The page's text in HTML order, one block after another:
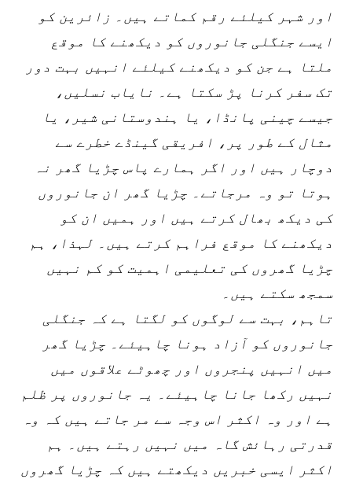
اور شہر کیلئے رقم کماتے ہیں۔ زائرین کو
ایسے جنگلی جانوروں کو دیکھنے کا موقع
ملتا ہے جن کو دیکھنے کیلئے انہیں بہت دور
تک سفر کرنا پڑ سکتا ہے۔ نایاب نسلیں،
جیسے چینی پانڈا، یا ہندوستانی شیر، یا
مثال کے طور پر، افریقی گینڈے خطرے سے
دوچار ہیں اور اگر ہمارے پاس چڑیا گھر نہ
ہوتا تو وہ مرجاتے۔ چڑیا گھر ان جانوروں
کی دیکھ بھال کرتے ہیں اور ہمیں ان کو
دیکھنے کا موقع فراہم کرتے ہیں۔ لہذا، ہم
چڑیا گھروں کی تعلیمی اہمیت کو کم نہیں
سمجھ سکتے ہیں۔
تاہم، بہت سے لوگوں کو لگتا ہے کہ جنگلی
جانوروں کو آزاد ہونا چاہیئے۔ چڑیا گھر
میں انہیں پنجروں اور چھوٹے علاقوں میں
نہیں رکھا جانا چاہیئے۔ یہ جانوروں پر ظلم
ہے اور وہ اکثر اس وجہ سے مر جاتے ہیں کہ وہ
قدرتی رہائش گاہ میں نہیں رہتے ہیں۔ ہم
اکثر ایسی خبریں دیکھتے ہیں کہ چڑیا گھروں